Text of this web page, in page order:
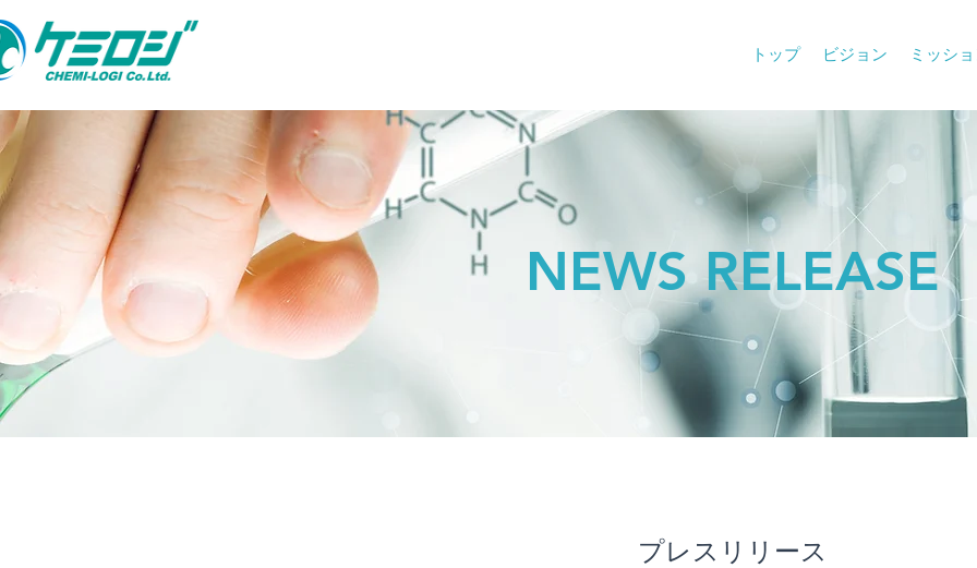
トップ ビジョン ミッシ
NEWS RELEASE
​プレスリリース